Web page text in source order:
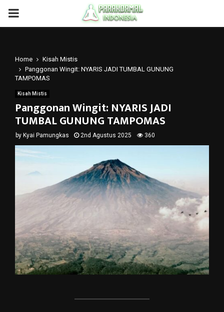
PRIMARY
Home
Kisah Mistis
Panggonan Wingit: NYARIS JADI TUMBAL GUNUNG
TAMPOMAS
Kisah Mistis
Panggonan Wingit: NYARIS JADI
TUMBAL GUNUNG TAMPOMAS
by Kyai Pamungkas 2nd Agustus 2025 360